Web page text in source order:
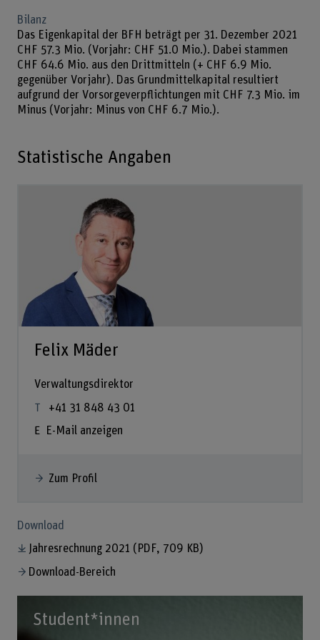
Bilanz
Das Eigenkapital der BFH beträgt per 31. Dezember 2021
CHF 57.3 Mio. (Vorjahr: CHF 51.0 Mio.). Dabei stammen
CHF 64.6 Mio. aus den Drittmitteln (+ CHF 6.9 Mio.
gegenüber Vorjahr). Das Grundmittelkapital resultiert
aufgrund der Vorsorgeverpflichtungen mit CHF 7.3 Mio. im
Minus (Vorjahr: Minus von CHF 6.7 Mio.).
Statistische Angaben
Felix Mäder
Verwaltungsdirektor
+41 31 848 43 01
E-Mail anzeigen
Zum Profil
Download
Jahresrechnung 2021 (PDF, 709 KB)
Download-Bereich
Student*innen